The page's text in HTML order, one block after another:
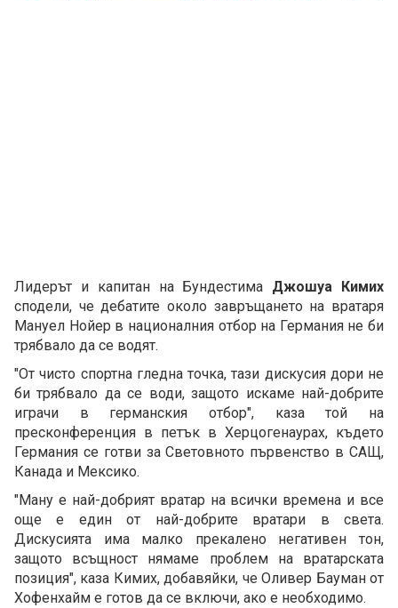
Лидерът и капитан на Бундестима Джошуа Кимих
сподели, че дебатите около завръщането на вратаря
Мануел Нойер в националния отбор на Германия не би
трябвало да се водят.
"От чисто спортна гледна точка, тази дискусия дори не
би трябвало да се води, защото искаме най-добрите
играчи в германския отбор", каза той на
пресконференция в петък в Херцогенаурах, където
Германия се готви за Световното първенство в САЩ,
Канада и Мексико.
"Ману е най-добрият вратар на всички времена и все
още е един от най-добрите вратари в света.
Дискусията има малко прекалено негативен тон,
защото всъщност нямаме проблем на вратарската
позиция", каза Кимих, добавяйки, че Оливер Бауман от
Хофенхайм е готов да се включи, ако е необходимо.